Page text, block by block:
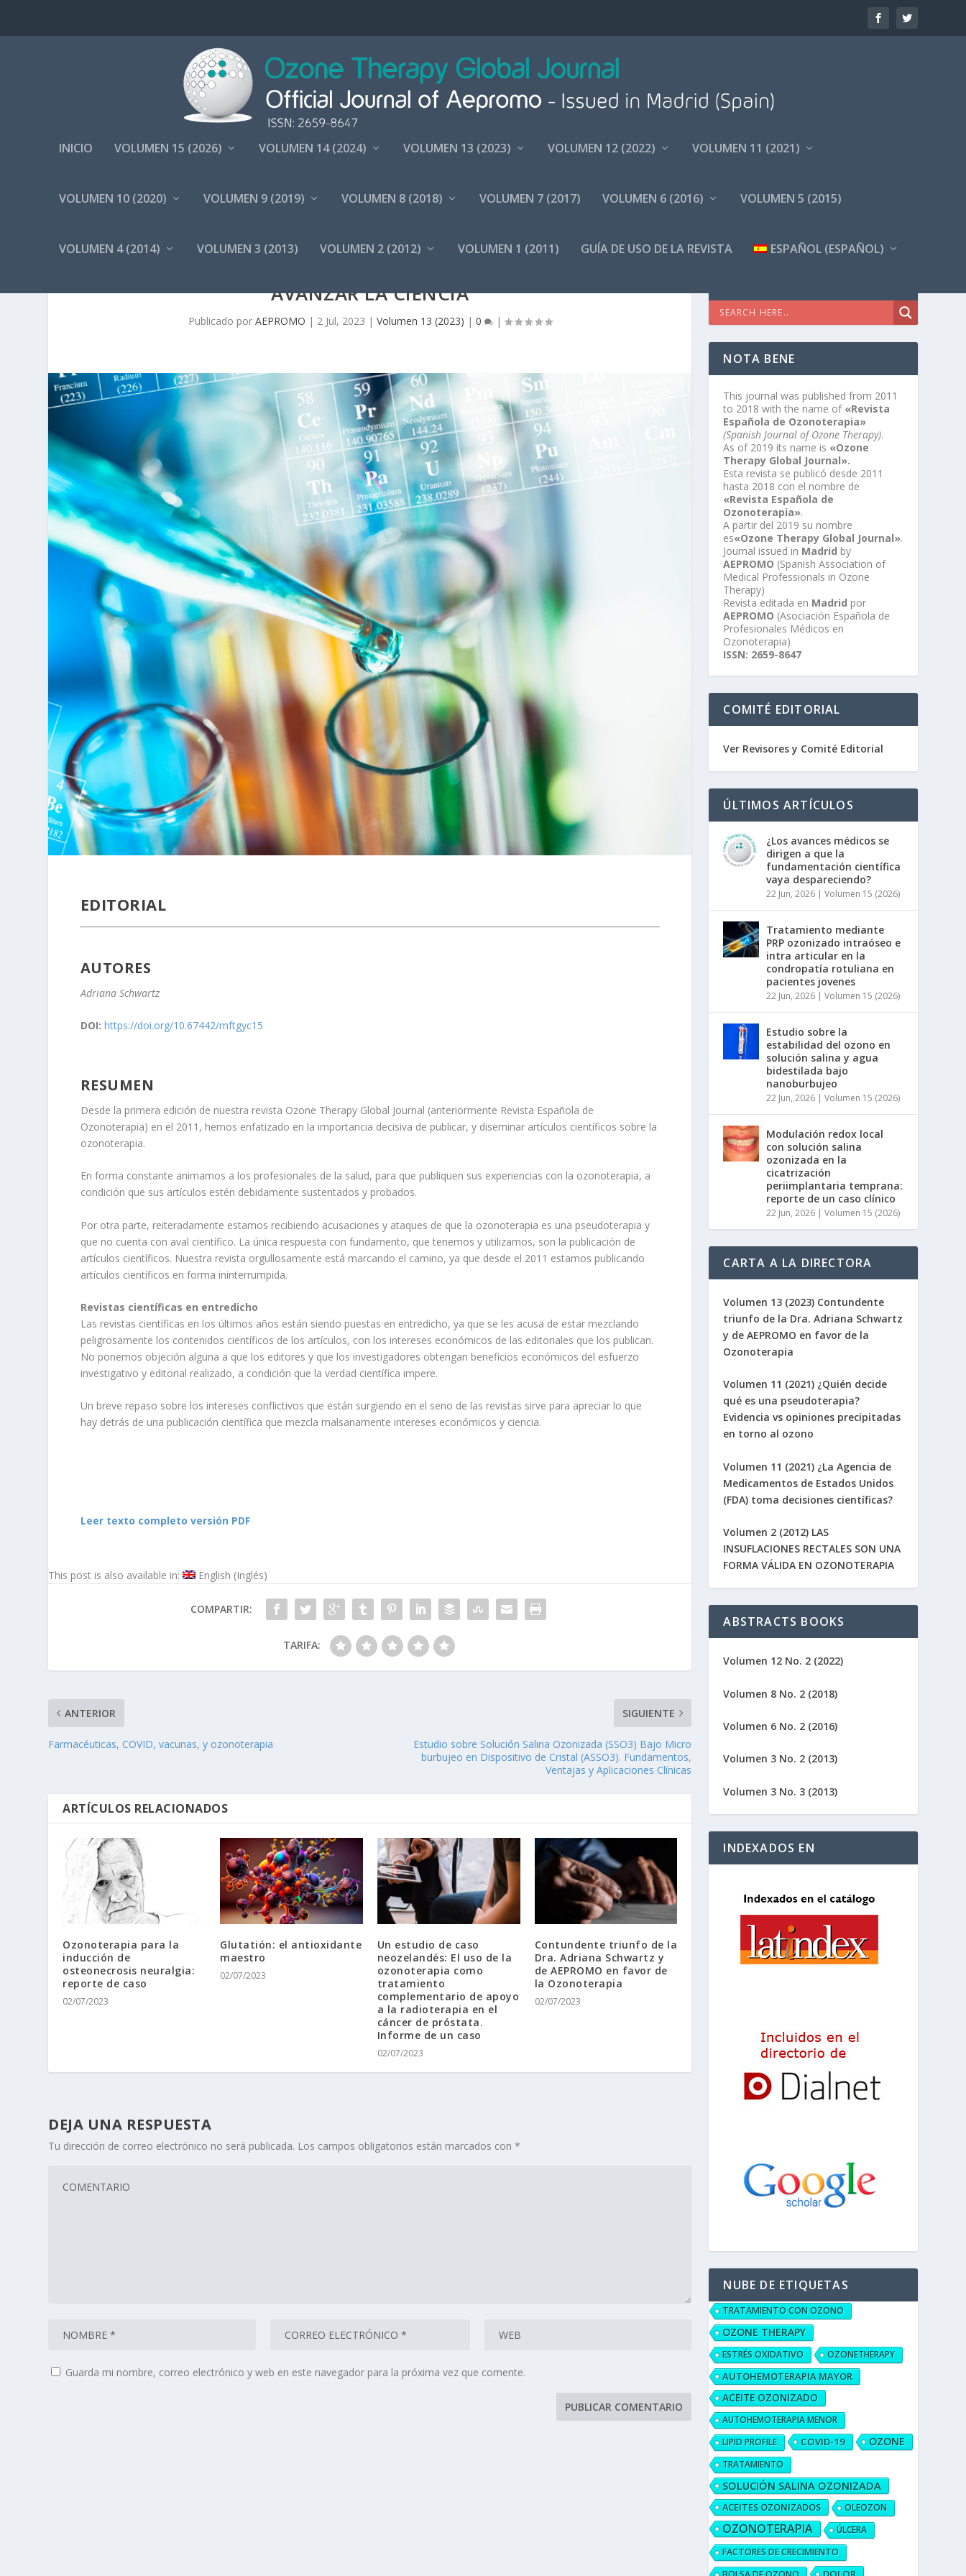
INICIO VOLUMEN 15 (2026) VOLUMEN 14 (2024) VOLUMEN 13 (2023) VOLUMEN 12 (2022) VOLUMEN 11 (2021)
VOLUMEN 10 (2020) VOLUMEN 9 (2019) VOLUMEN 8 (2018) VOLUMEN 7 (2017) VOLUMEN 6 (2016) VOLUMEN 5 (2015)
VOLUMEN 4 (2014) VOLUMEN 3 (2013) VOLUMEN 2 (2012) VOLUMEN 1 (2011) GUÍA DE USO DE LA REVISTA ESPAÑOL (ESPAÑOL)
AVANZAR LA CIENCIA
Publicado por AEPROMO | 2 Jul, 2023 | Volumen 13 (2023) | 0 |
EDITORIAL
AUTORES
Adriana Schwartz
DOI: https://doi.org/10.67442/mftgyc15
RESUMEN
Desde la primera edición de nuestra revista Ozone Therapy Global Journal (anteriormente Revista Española de
Ozonoterapia) en el 2011, hemos enfatizado en la importancia decisiva de publicar, y diseminar artículos científicos sobre la
ozonoterapia.
En forma constante animamos a los profesionales de la salud, para que publiquen sus experiencias con la ozonoterapia, a
condición que sus artículos estén debidamente sustentados y probados.
Por otra parte, reiteradamente estamos recibiendo acusaciones y ataques de que la ozonoterapia es una pseudoterapia y
que no cuenta con aval científico. La única respuesta con fundamento, que tenemos y utilizamos, son la publicación de
artículos científicos. Nuestra revista orgullosamente está marcando el camino, ya que desde el 2011 estamos publicando
artículos científicos en forma ininterrumpida.
Revistas científicas en entredicho
Las revistas científicas en los últimos años están siendo puestas en entredicho, ya que se les acusa de estar mezclando
peligrosamente los contenidos científicos de los artículos, con los intereses económicos de las editoriales que los publican.
No ponemos objeción alguna a que los editores y que los investigadores obtengan beneficios económicos del esfuerzo
investigativo y editorial realizado, a condición que la verdad científica impere.
Un breve repaso sobre los intereses conflictivos que están surgiendo en el seno de las revistas sirve para apreciar lo que
hay detrás de una publicación científica que mezcla malsanamente intereses económicos y ciencia.
Leer texto completo versión PDF
This post is also available in: English (Inglés)
COMPARTIR:
TARIFA:
ANTERIOR
Farmacéuticas, COVID, vacunas, y ozonoterapia
SIGUIENTE
Estudio sobre Solución Salina Ozonizada (SSO3) Bajo Micro
burbujeo en Dispositivo de Cristal (ASSO3). Fundamentos,
Ventajas y Aplicaciones Clínicas
ARTÍCULOS RELACIONADOS
Ozonoterapia para la
inducción de
osteonecrosis neuralgia:
reporte de caso
02/07/2023
Glutatión: el antioxidante
maestro
02/07/2023
Un estudio de caso
neozelandés: El uso de la
ozonoterapia como
tratamiento
complementario de apoyo
a la radioterapia en el
cáncer de próstata.
Informe de un caso
02/07/2023
Contundente triunfo de la
Dra. Adriana Schwartz y
de AEPROMO en favor de
la Ozonoterapia
02/07/2023
DEJA UNA RESPUESTA
Tu dirección de correo electrónico no será publicada. Los campos obligatorios están marcados con*
Guarda mi nombre, correo electrónico y web en este navegador para la próxima vez que comente.
NOTA BENE
This journal was published from 2011
to 2018 with the name of «Revista
Española de Ozonoterapia»
(Spanish Journal of Ozone Therapy).
As of 2019 its name is «Ozone
Therapy Global Journal».
Esta revista se publicó desde 2011
hasta 2018 con el nombre de
«Revista Española de
Ozonoterapia».
A partir del 2019 su nombre
es«Ozone Therapy Global Journal».
Journal issued in Madrid by
AEPROMO (Spanish Association of
Medical Professionals in Ozone
Therapy)
Revista editada en Madrid por
AEPROMO (Asociación Española de
Profesionales Médicos en
Ozonoterapia)
ISSN: 2659-8647
COMITÉ EDITORIAL
Ver Revisores y Comité Editorial
ÚLTIMOS ARTÍCULOS
¿Los avances médicos se
dirigen a que la
fundamentación científica
vaya despareciendo?
22 Jun, 2026 |Volumen 15 (2026)
Tratamiento mediante
PRP ozonizado intraóseo e
intra articular en la
condropatía rotuliana en
pacientes jovenes
22 Jun, 2026 |Volumen 15 (2026)
Estudio sobre la
estabilidad del ozono en
solución salina y agua
bidestilada bajo
nanoburbujeo
22 Jun, 2026 |Volumen 15 (2026)
Modulación redox local
con solución salina
ozonizada en la
cicatrización
periimplantaria temprana:
reporte de un caso clínico
22 Jun, 2026 |Volumen 15 (2026)
CARTA A LA DIRECTORA
Volumen 13 (2023) Contundente
triunfo de la Dra. Adriana Schwartz
y de AEPROMO en favor de la
Ozonoterapia
Volumen 11 (2021) ¿Quién decide
qué es una pseudoterapia?
Evidencia vs opiniones precipitadas
en torno al ozono
Volumen 11 (2021) ¿La Agencia de
Medicamentos de Estados Unidos
(FDA) toma decisiones científicas?
Volumen 2 (2012) LAS
INSUFLACIONES RECTALES SON UNA
FORMA VÁLIDA EN OZONOTERAPIA
ABSTRACTS BOOKS
Volumen 12 No. 2 (2022)
Volumen 8 No. 2 (2018)
Volumen 6 No. 2 (2016)
Volumen 3 No. 2 (2013)
Volumen 3 No. 3 (2013)
INDEXADOS EN
NUBE DE ETIQUETAS
TRATAMIENTO CON OZONO
OZONE THERAPY
ESTRÉS OXIDATIVO OZONETHERAPY
AUTOHEMOTERAPIA MAYOR
ACEITE OZONIZADO
AUTOHEMOTERAPIA MENOR
LIPID PROFILE
COVID-19 OZONE
TRATAMIENTO
SOLUCIÓN SALINA OZONIZADA
ACEITES OZONIZADOS OLEOZON
OZONOTERAPIA
ÚLCERA
FACTORES DE CRECIMIENTO